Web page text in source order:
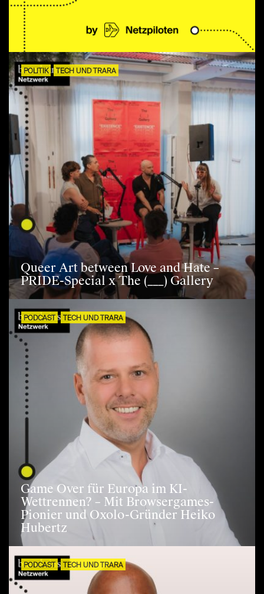
POLITIK TECH UND TRARA
Queer Art between Love and Hate –
PRIDE-Special x The (___) Gallery
PODCAST TECH UND TRARA
Game Over für Europa im KI-
Wettrennen? – Mit Browsergames-
Pionier und Oxolo-Gründer Heiko
Hubertz
PODCAST TECH UND TRARA